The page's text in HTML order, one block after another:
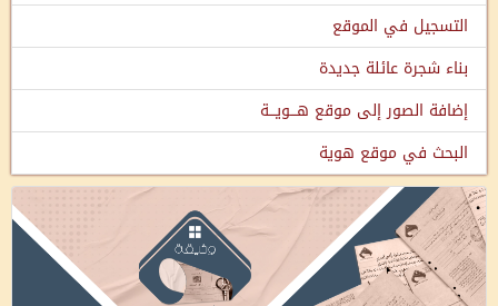
التسجيل في الموقع
بناء شجرة عائلة جديدة
إضافة الصور إلى موقع هـــويـــة
البحث في موقع هوية